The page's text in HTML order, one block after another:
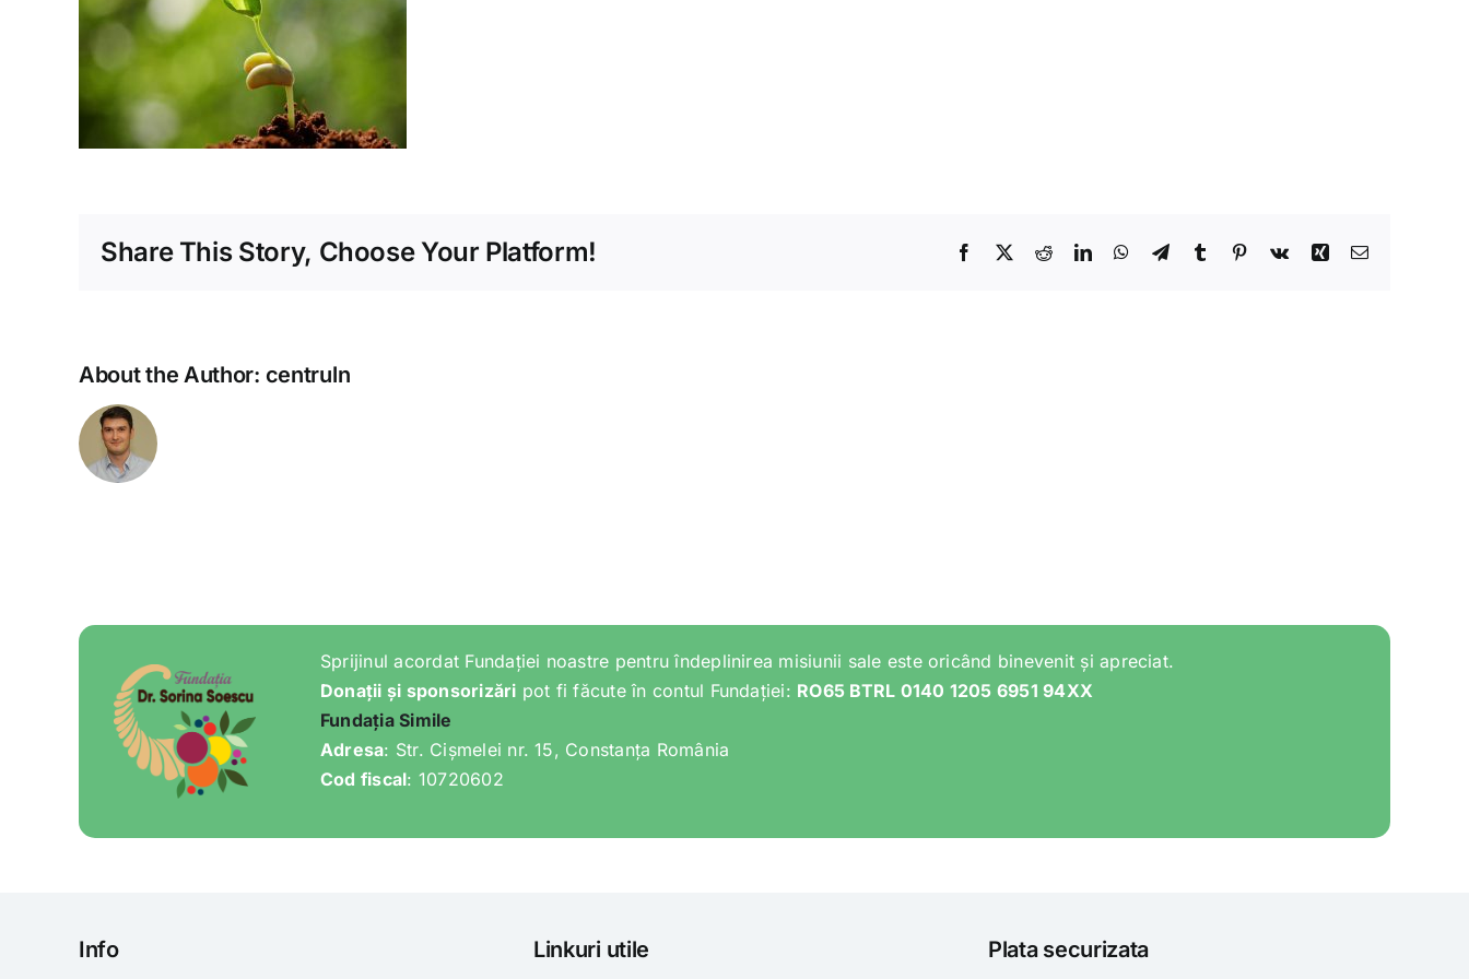
Share This Story, Choose Your Platform! Facebook
X RedditLinkedInWhatsApp
TelegramTumblr Pinterest
Vk Xing Email
About the Author: centruln
Sprijinul acordat Fundației noastre pentru îndeplinirea misiunii sale este oricând binevenit și apreciat.
Donații și sponsorizări pot fi făcute în contul Fundației: RO65 BTRL 0140 1205 6951 94XX
Fundația Simile
Adresa: Str. Cișmelei nr. 15, Constanța România
Cod fiscal: 10720602
Info Linkuri utile Plata securizata